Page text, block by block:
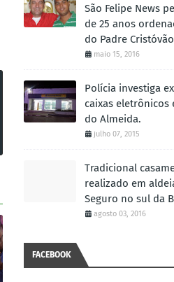
São Felipe News
de 25 anos
do Padre
maio 15, 2016
Polícia investiga
caixas eletrônicos
do Almeida.
julho 07, 2015
Tradicional
realizado em
Seguro no sul da
agosto 03, 2016
FACEBOOK